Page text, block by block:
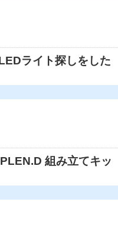
ライト探しをした
組み立てキッ